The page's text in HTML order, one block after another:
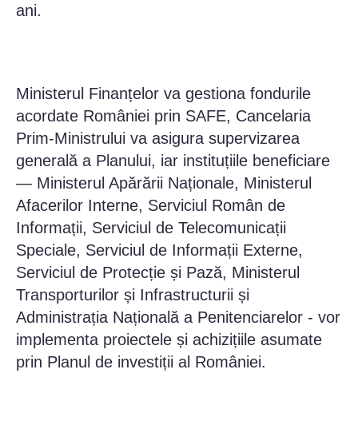
ani.
Ministerul Finanțelor va gestiona fondurile
acordate României prin SAFE, Cancelaria
Prim-Ministrului va asigura supervizarea
generală a Planului, iar instituțiile beneficiare
— Ministerul Apărării Naționale, Ministerul
Afacerilor Interne, Serviciul Român de
Informații, Serviciul de Telecomunicații
Speciale, Serviciul de Informații Externe,
Serviciul de Protecție și Pază, Ministerul
Transporturilor și Infrastructurii și
Administrația Națională a Penitenciarelor - vor
implementa proiectele și achizițiile asumate
prin Planul de investiții al României.